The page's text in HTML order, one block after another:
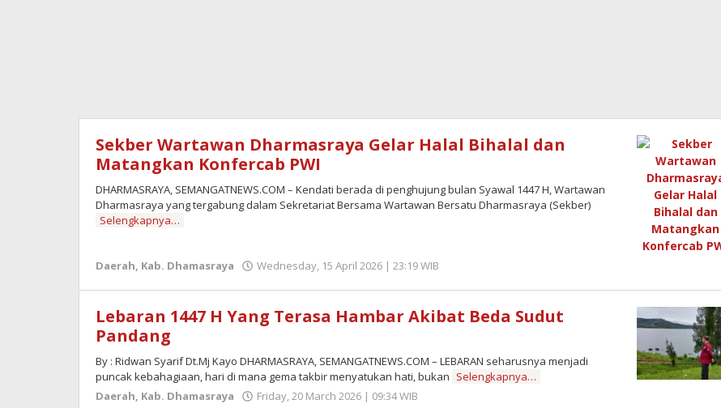
Sekber Wartawan Dharmasraya Gelar Halal Bihalal dan
Matangkan Konfercab PWI
DHARMASRAYA, SEMANGATNEWS.COM – Kendati berada di penghujung bulan Syawal 1447 H, Wartawan
Dharmasraya yang tergabung dalam Sekretariat Bersama Wartawan Bersatu Dharmasraya (Sekber)
Selengkapnya…
Daerah, Kab. Dhamasraya Wednesday, 15 April 2026 | 23:19 WIB
Lebaran 1447 H Yang Terasa Hambar Akibat Beda Sudut
Pandang
By : Ridwan Syarif Dt.Mj Kayo DHARMASRAYA, SEMANGATNEWS.COM – LEBARAN seharusnya menjadi
puncak kebahagiaan, hari di mana gema takbir menyatukan hati, bukan Selengkapnya…
Daerah, Kab. Dhamasraya Friday, 20 March 2026 | 09:34 WIB